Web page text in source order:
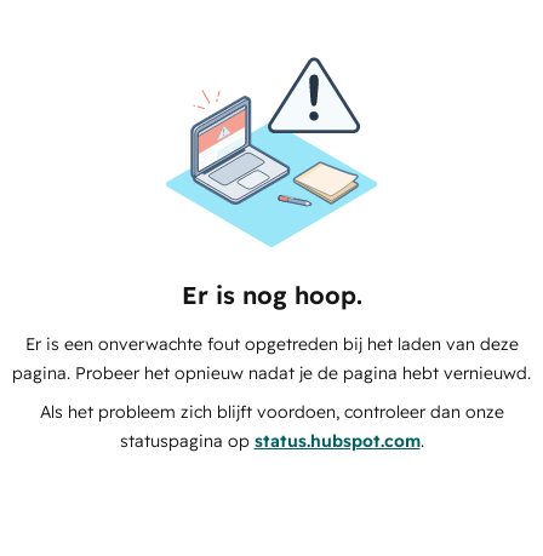
Er is nog hoop.
Er is een onverwachte fout opgetreden bij het laden van deze
pagina. Probeer het opnieuw nadat je de pagina hebt vernieuwd.
Als het probleem zich blijft voordoen, controleer dan onze
statuspagina op status.hubspot.com.